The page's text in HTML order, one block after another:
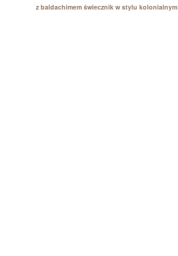
z baldachimem świecznik w stylu kolonialnym